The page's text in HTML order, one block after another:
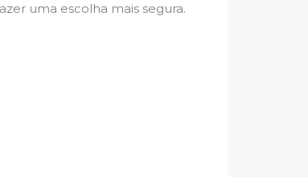
uma escolha mais segura.